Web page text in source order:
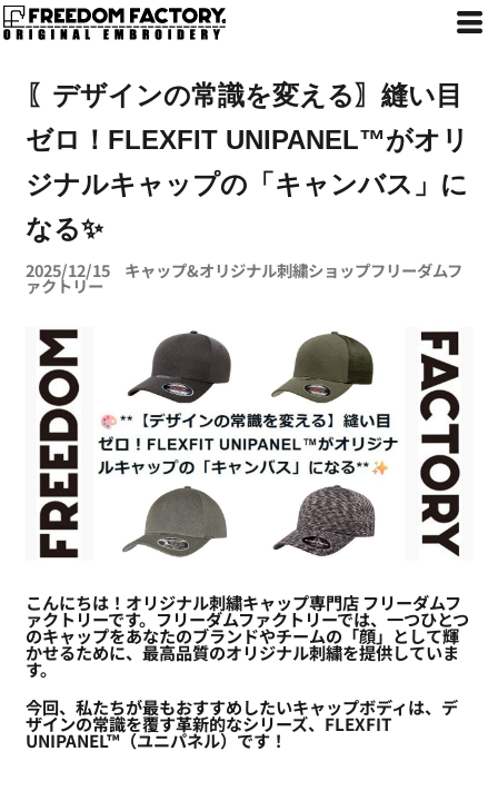
〖デザインの常識を変える〗縫い目
ゼロ！FLEXFIT UNIPANEL™がオリ
ジナルキャップの「キャンバス」に
なる✨
2025/12/15 キャップ&オリジナル刺繍ショップフリーダムフ
ァクトリー
こんにちは！オリジナル刺繍キャップ専門店 フリーダムフ
ァクトリーです。フリーダムファクトリーでは、一つひとつ
のキャップをあなたのブランドやチームの「顔」として輝
かせるために、最高品質のオリジナル刺繍を提供していま
す。
今回、私たちが最もおすすめしたいキャップボディは、デ
ザインの常識を覆す革新的なシリーズ、FLEXFIT
UNIPANEL™（ユニパネル）です！